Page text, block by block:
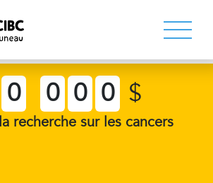
0 0 0 0 $
recherche sur les cancers